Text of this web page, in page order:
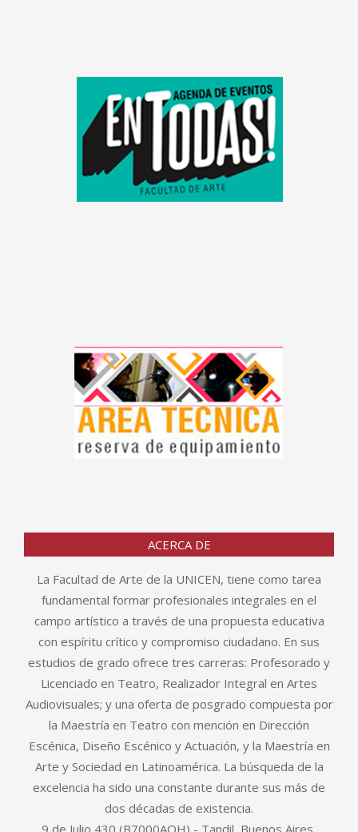
ACERCA DE
La Facultad de Arte de la UNICEN, tiene como tarea
fundamental formar profesionales integrales en el
campo artístico a través de una propuesta educativa
con espíritu crítico y compromiso ciudadano. En sus
estudios de grado ofrece tres carreras: Profesorado y
Licenciado en Teatro, Realizador Integral en Artes
Audiovisuales; y una oferta de posgrado compuesta por
la Maestría en Teatro con mención en Dirección
Escénica, Diseño Escénico y Actuación, y la Maestría en
Arte y Sociedad en Latinoamérica. La búsqueda de la
excelencia ha sido una constante durante sus más de
dos décadas de existencia.
9 de Julio 430 (B7000AQH) - Tandil, Buenos Aires,